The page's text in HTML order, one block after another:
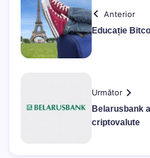
Anterior
Educație
Următor
Belarusbank
criptovalute